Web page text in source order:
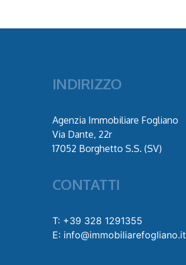
INDIRIZZO
Agenzia Immobiliare Fogliano
Via Dante, 22r
17052 Borghetto S.S. (SV)
CONTATTI
T: +39 328 1291355
E: info@immobiliarefogliano.it